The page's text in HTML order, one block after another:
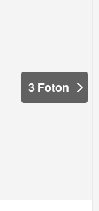
3 Foton